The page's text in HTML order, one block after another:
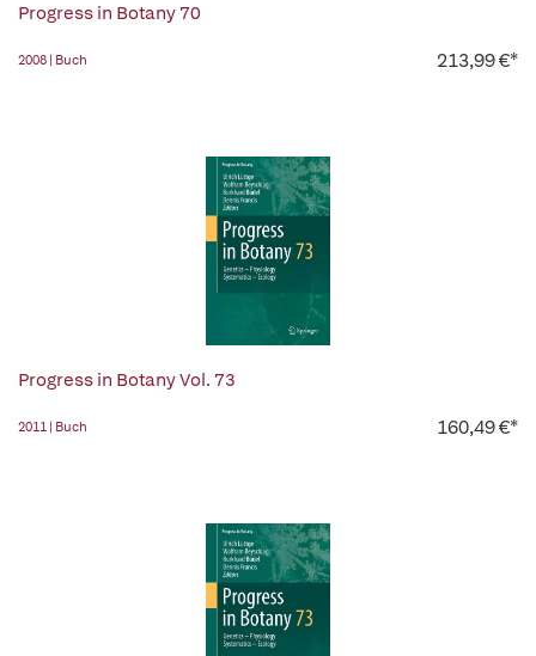
Progress in Botany 70
2008 | Buch 213,99 €*
Progress in Botany Vol. 73
2011 | Buch 160,49 €*